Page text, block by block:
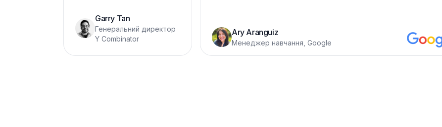
Ary Aranguiz
Менеджер навчання, Google
Garry Tan
Генеральний директор
Y Combinator